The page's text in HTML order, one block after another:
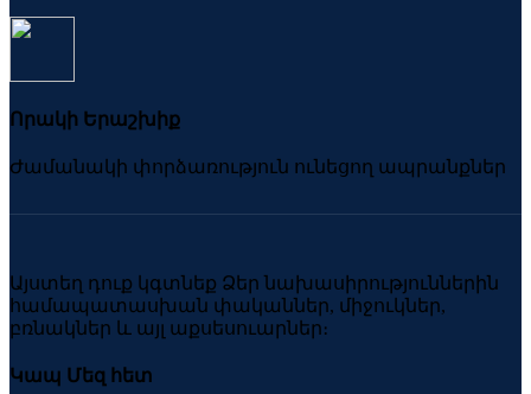
Որակի Երաշխիք
Ժամանակի փորձառություն ունեցող ապրանքներ
Այստեղ դուք կգտնեք Ձեր նախասիրություններին
համապատասխան փականներ, միջուկներ,
բռնակներ և այլ աքսեսուարներ։
Կապ Մեզ հետ